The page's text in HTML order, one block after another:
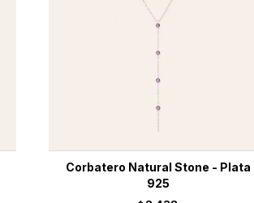
Corbatero Natural Stone - Plata
925